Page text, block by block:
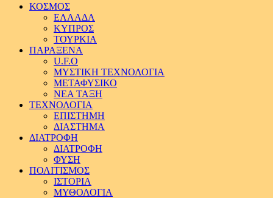
ΚΟΣΜΟΣ
ΕΛΛΑΔΑ
ΚΥΠΡΟΣ
ΤΟΥΡΚΙΑ
ΠΑΡΑΞΕΝΑ
U.F.O
ΜΥΣΤΙΚΗ ΤΕΧΝΟΛΟΓΙΑ
ΜΕΤΑΦΥΣΙΚΟ
ΝΕΑ ΤΑΞΗ
ΤΕΧΝΟΛΟΓΙΑ
ΕΠΙΣΤΗΜΗ
ΔΙΑΣΤΗΜΑ
ΔΙΑΤΡΟΦΗ
ΔΙΑΤΡΟΦΗ
ΦΥΣΗ
ΠΟΛΙΤΙΣΜΟΣ
ΙΣΤΟΡΙΑ
ΜΥΘΟΛΟΓΙΑ